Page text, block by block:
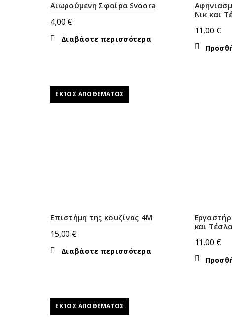
Αιωρούμενη Σφαίρα Svoora
4,00 €
Διαβάστε περισσότερα
Νικ και
11,00 €
ΕΚΤΌΣ ΑΠΟΘΈΜΑΤΟΣ
Επιστήμη της κουζίνας 4M
15,00 €
Διαβάστε περισσότερα
και
11,00 €
ΕΚΤΌΣ ΑΠΟΘΈΜΑΤΟΣ